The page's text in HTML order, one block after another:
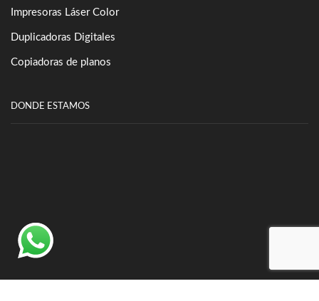
Impresoras Láser Color
Duplicadoras Digitales
Copiadoras de planos
DONDE ESTAMOS